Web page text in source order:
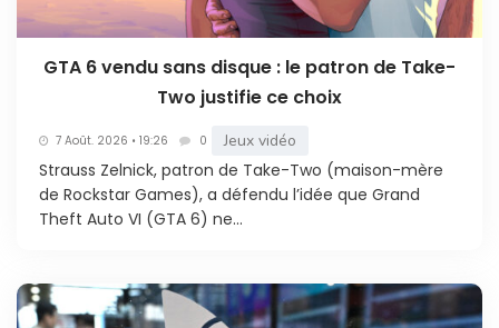
GTA 6 vendu sans disque : le patron de Take-
Two justifie ce choix
7 Août. 2026 • 19:26 0 Jeux vidéo
Strauss Zelnick, patron de Take-Two (maison-mère
de Rockstar Games), a défendu l’idée que Grand
Theft Auto VI (GTA 6) ne...